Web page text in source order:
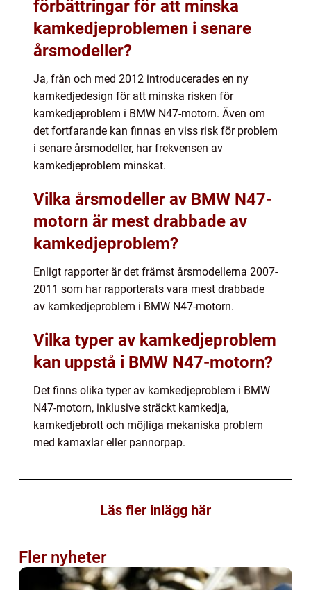
förbättringar för att minska
kamkedjeproblemen i senare
årsmodeller?
Ja, från och med 2012 introducerades en ny
kamkedjedesign för att minska risken för
kamkedjeproblem i BMW N47-motorn. Även om
det fortfarande kan finnas en viss risk för problem
i senare årsmodeller, har frekvensen av
kamkedjeproblem minskat.
Vilka årsmodeller av BMW N47-
motorn är mest drabbade av
kamkedjeproblem?
Enligt rapporter är det främst årsmodellerna 2007-
2011 som har rapporterats vara mest drabbade
av kamkedjeproblem i BMW N47-motorn.
Vilka typer av kamkedjeproblem
kan uppstå i BMW N47-motorn?
Det finns olika typer av kamkedjeproblem i BMW
N47-motorn, inklusive sträckt kamkedja,
kamkedjebrott och möjliga mekaniska problem
med kamaxlar eller pannorpap.
Läs fler inlägg här
Fler nyheter